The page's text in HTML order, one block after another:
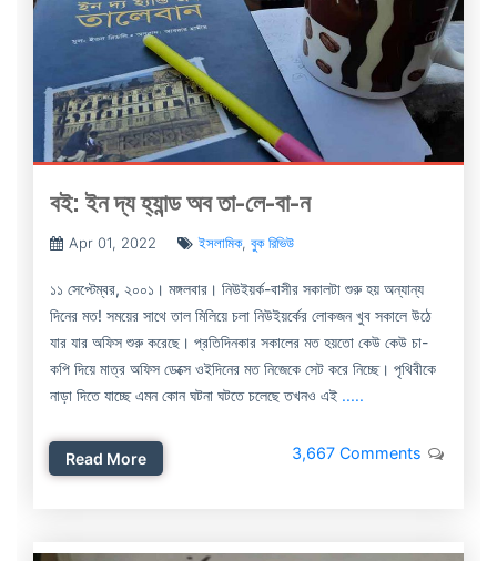
বই: ইন দ্য হ্যান্ড অব তা-লে-বা-ন
Apr 01, 2022 ইসলামিক, বুক রিভিউ
১১ সেপ্টেম্বর, ২০০১। মঙ্গলবার। নিউইয়র্ক-বাসীর সকালটা শুরু হয় অন্যান্য
দিনের মত! সময়ের সাথে তাল মিলিয়ে চলা নিউইয়র্কের লোকজন খুব সকালে উঠে
যার যার অফিস শুরু করেছে। প্রতিদিনকার সকালের মত হয়তো কেউ কেউ চা-
কপি দিয়ে মাত্র অফিস ডেক্সে ওইদিনের মত নিজেকে সেট করে নিচ্ছে। পৃথিবীকে
নাড়া দিতে যাচ্ছে এমন কোন ঘটনা ঘটতে চলেছে তখনও এই .....
Read More 3,667 Comments